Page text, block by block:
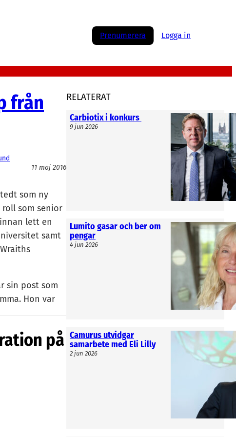
Prenumerera Logga in
från
11 maj 2016
som ny
som senior
lett en
samt
sin post som
Hon var
Swedishpå
RELATERAT
Carbiotix i konkurs
9 jun 2026
Lumito gasar och ber om
pengar
4 jun 2026
Camurus utvidgar
samarbete med Eli Lilly
2 jun 2026